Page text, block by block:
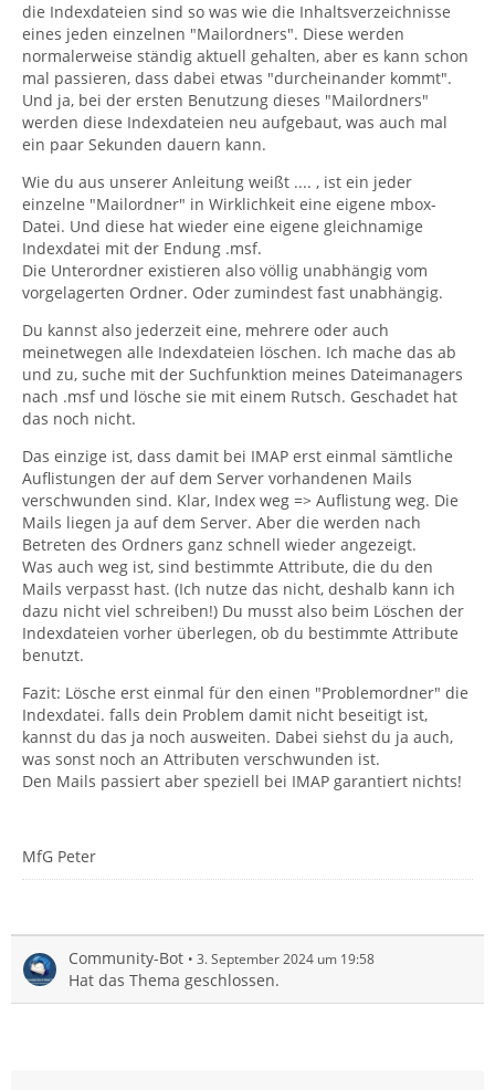
die Indexdateien sind so was wie die Inhaltsverzeichnisse
eines jeden einzelnen "Mailordners". Diese werden
normalerweise ständig aktuell gehalten, aber es kann schon
mal passieren, dass dabei etwas "durcheinander kommt".
Und ja, bei der ersten Benutzung dieses "Mailordners"
werden diese Indexdateien neu aufgebaut, was auch mal
ein paar Sekunden dauern kann.
Wie du aus unserer Anleitung weißt .... , ist ein jeder
einzelne "Mailordner" in Wirklichkeit eine eigene mbox-
Datei. Und diese hat wieder eine eigene gleichnamige
Indexdatei mit der Endung .msf.
Die Unterordner existieren also völlig unabhängig vom
vorgelagerten Ordner. Oder zumindest fast unabhängig.
Du kannst also jederzeit eine, mehrere oder auch
meinetwegen alle Indexdateien löschen. Ich mache das ab
und zu, suche mit der Suchfunktion meines Dateimanagers
nach .msf und lösche sie mit einem Rutsch. Geschadet hat
das noch nicht.
Das einzige ist, dass damit bei IMAP erst einmal sämtliche
Auflistungen der auf dem Server vorhandenen Mails
verschwunden sind. Klar, Index weg => Auflistung weg. Die
Mails liegen ja auf dem Server. Aber die werden nach
Betreten des Ordners ganz schnell wieder angezeigt.
Was auch weg ist, sind bestimmte Attribute, die du den
Mails verpasst hast. (Ich nutze das nicht, deshalb kann ich
dazu nicht viel schreiben!) Du musst also beim Löschen der
Indexdateien vorher überlegen, ob du bestimmte Attribute
benutzt.
Fazit: Lösche erst einmal für den einen "Problemordner" die
Indexdatei. falls dein Problem damit nicht beseitigt ist,
kannst du das ja noch ausweiten. Dabei siehst du ja auch,
was sonst noch an Attributen verschwunden ist.
Den Mails passiert aber speziell bei IMAP garantiert nichts!
MfG Peter
Community-Bot 3. September 2024 um 19:58
Hat das Thema geschlossen.